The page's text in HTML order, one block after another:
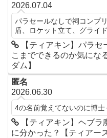
2026.07.04
パラセールなしで祠コンプ
盾、ロケット立て、グライ
【ティアキン】パラ
こまでできるのか気にな
ダム】
匿名
2026.06.30
4の名前覚えてないのに博士
【ティアキン】ヘブ
に分かった？【ティアー